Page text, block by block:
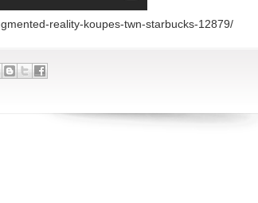
reality-koupes-twn-starbucks-12879/